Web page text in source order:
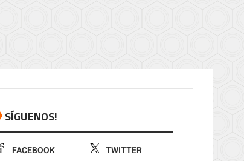
SÍGUENOS!
FACEBOOK TWITTER